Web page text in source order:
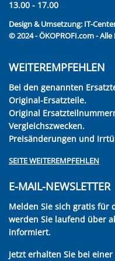
13.00 - 17.00
Design & Umsetzung: IT-
© 2024 - ÖKOPROFI.com -
WEITEREMPFEHLEN
Bei den genannten
Original-Ersatzteile.
Original
Vergleichszwecken.
Preisänderungen und
SEITE WEITEREMPFEHLEN
E-MAIL-NEWSLETTER
Melden Sie sich gratis für
werden Sie laufend über
informiert.
Jetzt erhalten Sie bei